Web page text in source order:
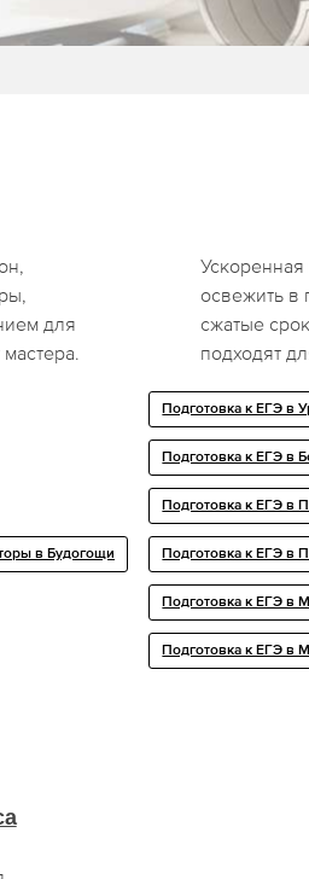
для
в Будогощи
освежить в
сжатые
подходят
Подготовка к ЕГЭ в
Подготовка к ЕГЭ в
Подготовка к ЕГЭ в
Подготовка к ЕГЭ в
Подготовка к ЕГЭ в
Подготовка к ЕГЭ в